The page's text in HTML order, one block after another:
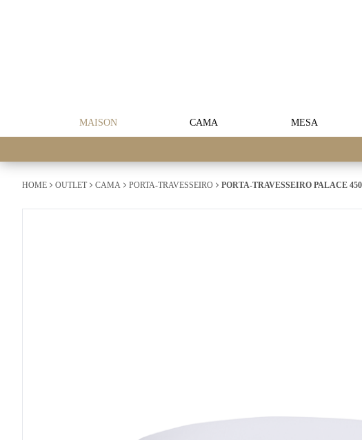
MAISON CAMA MESA
HOME OUTLET CAMA PORTA-TRAVESSEIRO PORTA-TRAVESSEIRO PALACE